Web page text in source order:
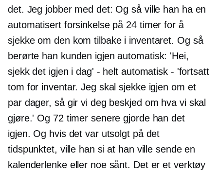
det. Jeg jobber med det: Og så ville han ha en
automatisert forsinkelse på 24 timer for å
sjekke om den kom tilbake i inventaret. Og så
berørte han kunden igjen automatisk: 'Hei,
sjekk det igjen i dag' - helt automatisk - 'fortsatt
tom for inventar. Jeg skal sjekke igjen om et
par dager, så gir vi deg beskjed om hva vi skal
gjøre.' Og 72 timer senere gjorde han det
igjen. Og hvis det var utsolgt på det
tidspunktet, ville han si at han ville sende en
kalenderlenke eller noe sånt. Det er et verktøy